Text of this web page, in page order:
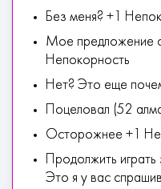
Без меня? +1
Мое предложение
Непокорность
Нет? Это еще
Поцеловал (52
Осторожнее +1
Продолжить
Это я у вас